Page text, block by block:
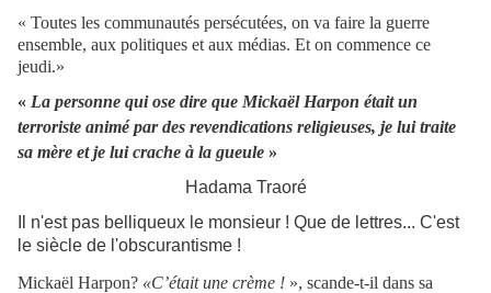
« Toutes les communautés persécutées, on va faire la guerre
ensemble, aux politiques et aux médias. Et on commence ce
jeudi.»
« La personne qui ose dire que Mickaël Harpon était un
terroriste animé par des revendications religieuses, je lui traite
sa mère et je lui crache à la gueule »
Hadama Traoré
Il n'est pas belliqueux le monsieur ! Que de lettres... C'est
le siècle de l'obscurantisme !
Mickaël Harpon? «C’était une crème ! », scande-t-il dans sa